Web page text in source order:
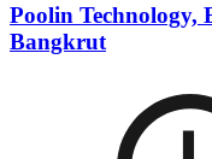
Poolin Technology,
Bangkrut